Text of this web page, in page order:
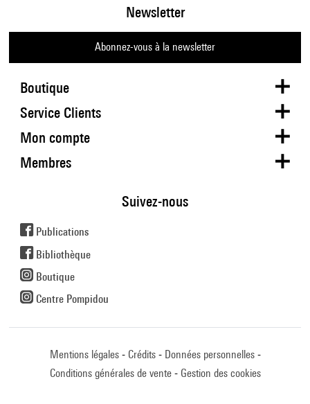
Boutique
Newsletter
Abonnez-vous à la newsletter
Service Clients
Mon compte
Membres
Suivez-nous
Publications
Bibliothèque
Boutique
Centre Pompidou
Mentions légales Crédits
Données personnelles
Conditions générales de vente
Gestion des cookies